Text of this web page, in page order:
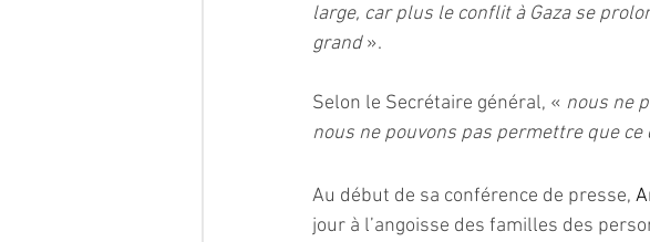
large, car plus le conflit à Gaza se
grand ».
Selon le Secrétaire général, « nous ne
nous ne pouvons pas permettre que ce
Au début de sa conférence de presse,
jour à l’angoisse des familles des